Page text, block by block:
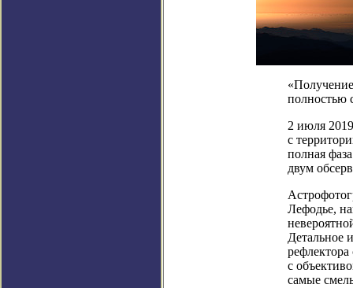
полностью
2 июля
с
полная
двум
Лефодье,
Детальное
с
самые